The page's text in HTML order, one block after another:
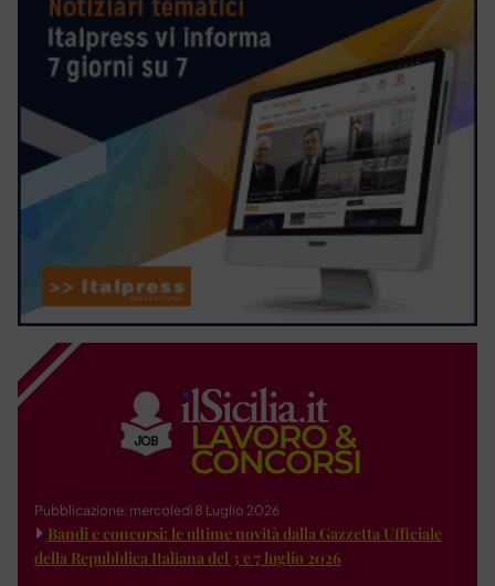
Pubblicazione: mercoledì 8 Luglio 2026
Bandi e concorsi: le ultime novità dalla Gazzetta Ufficiale
della Repubblica Italiana del 3 e 7 luglio 2026